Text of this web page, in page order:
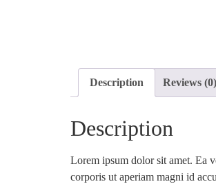
Description Reviews (0)
Description
Lorem ipsum dolor sit amet. Ea
corporis ut aperiam magni id